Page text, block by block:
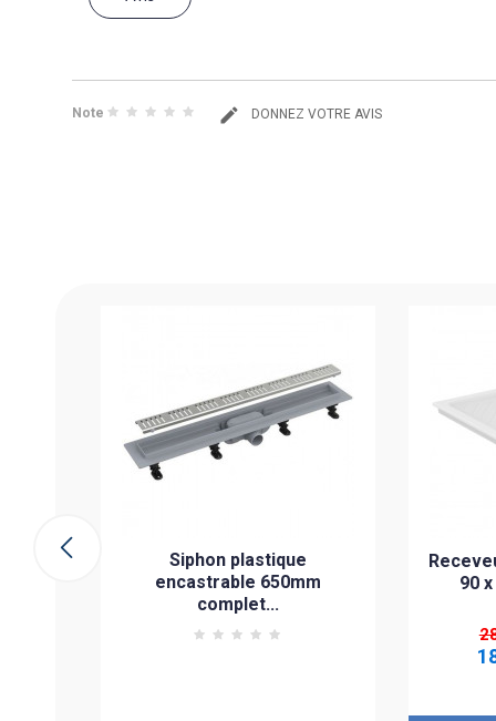
Note DONNEZ VOTRE AVIS
Siphon plastique
encastrable 650mm
complet...
90